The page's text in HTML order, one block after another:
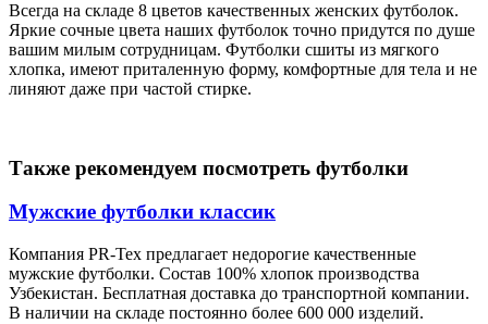
Всегда на складе 8 цветов качественных женских футболок.
Яркие сочные цвета наших футболок точно придутся по душе
вашим милым сотрудницам. Футболки сшиты из мягкого
хлопка, имеют приталенную форму, комфортные для тела и не
линяют даже при частой стирке.
Также рекомендуем посмотреть футболки
Мужские футболки классик
Компания PR-Tex предлагает недорогие качественные
мужские футболки. Состав 100% хлопок производства
Узбекистан. Бесплатная доставка до транспортной компании.
В наличии на складе постоянно более 600 000 изделий.